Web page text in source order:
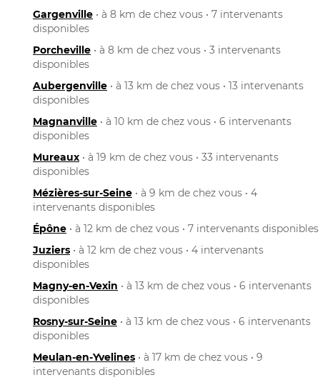
Gargenville • à 8 km de chez vous • 7 intervenants
disponibles
Porcheville • à 8 km de chez vous • 3 intervenants
disponibles
Aubergenville • à 13 km de chez vous • 13 intervenants
disponibles
Magnanville • à 10 km de chez vous • 6 intervenants
disponibles
Mureaux • à 19 km de chez vous • 33 intervenants
disponibles
Mézières-sur-Seine • à 9 km de chez vous • 4
intervenants disponibles
Épône • à 12 km de chez vous • 7 intervenants disponibles
Juziers • à 12 km de chez vous • 4 intervenants
disponibles
Magny-en-Vexin • à 13 km de chez vous • 6 intervenants
disponibles
Rosny-sur-Seine • à 13 km de chez vous • 6 intervenants
disponibles
Meulan-en-Yvelines • à 17 km de chez vous • 9
intervenants disponibles